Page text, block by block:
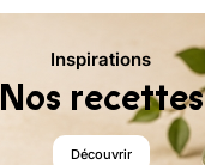
Inspirations
Nos recettes
Découvrir